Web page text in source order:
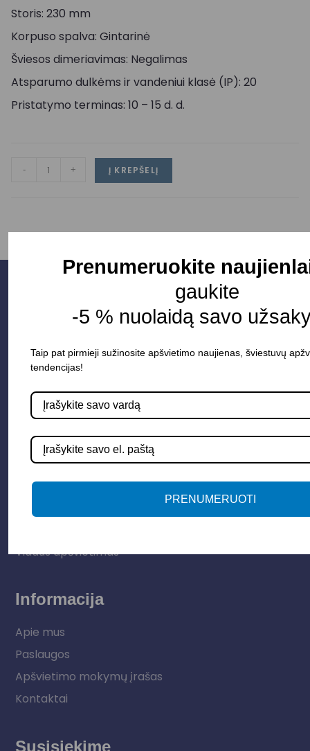
Storis: 230 mm
Korpuso spalva: Gintarinė
Šviesos dimeriavimas: Negalimas
Atsparumo dulkėms ir vandeniui klasė (IP): 20
Pristatymo terminas: 10 – 15 d. d.
- + Į KREPŠELĮ
Apšvietimo sistemos
Elektros instaliacija
Vidaus apšvietimas
Informacija
Apie mus
Paslaugos
Apšvietimo mokymų įrašas
Kontaktai
Susisiekime
Prenumeruokite
gaukite
-5 % nuolaidą savo
Taip pat pirmieji sužinosite apšvietimo naujienas, šviestuvų
tendencijas!
PRENUMERUOTI